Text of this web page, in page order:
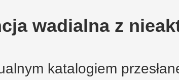
wadialna z
katalogiem